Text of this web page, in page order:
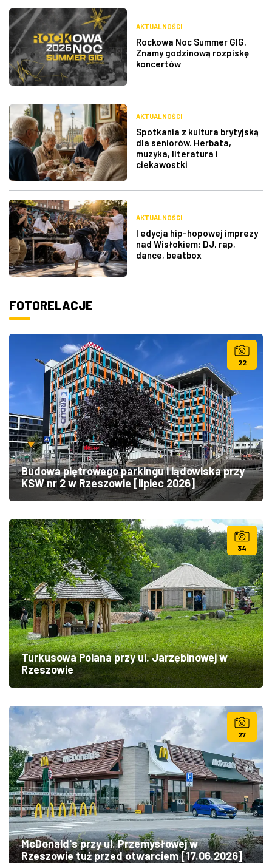
AKTUALNOŚCI
Rockowa Noc Summer GIG.
Znamy godzinową rozpiskę
koncertów
AKTUALNOŚCI
Spotkania z kultura brytyjską
dla seniorów. Herbata,
muzyka, literatura i
ciekawostki
AKTUALNOŚCI
I edycja hip-hopowej imprezy
nad Wisłokiem: DJ, rap,
dance, beatbox
FOTORELACJE
22
Budowa piętrowego parkingu i lądowiska przy
KSW nr 2 w Rzeszowie [lipiec 2026]
34
Turkusowa Polana przy ul. Jarzębinowej w
Rzeszowie
27
McDonald's przy ul. Przemysłowej w
Rzeszowie tuż przed otwarciem [17.06.2026]